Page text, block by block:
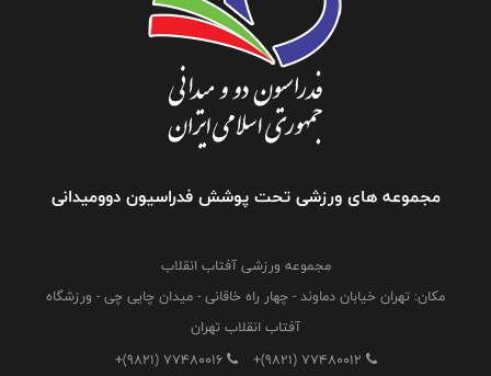
مجموعه های ورزشی تحت پوشش فدراسیون دوومیدانی
مجموعه ورزشی آفتاب انقلاب
مکان: تهران خیابان دماوند - چهار راه خاقانی - میدان چایی چی - ورزشگاه
آفتاب انقلاب تهران
+(9821) 77480012
+(9821) 77480016